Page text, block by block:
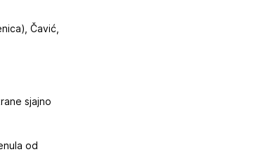
Čavić,
sjajno
od